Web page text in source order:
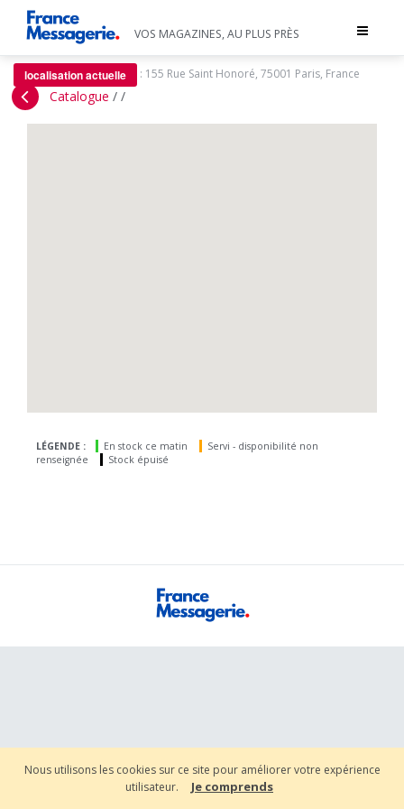
Nous utilisons les cookies sur ce site pour améliorer votre expérience
utilisateur.
Je comprends
Toggle
VOS MAGAZINES, AU PLUS PRÈS
localisation actuelle : 155 Rue Saint Honoré, 75001 Paris, France
Catalogue / /
LÉGENDE : En stock ce matin
Servi - disponibilité non
renseignée
Stock épuisé